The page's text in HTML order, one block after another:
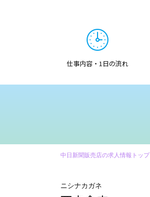
仕事内容・1日の流れ
中日新聞販売店の求人情報トップ
ニシナカガネ